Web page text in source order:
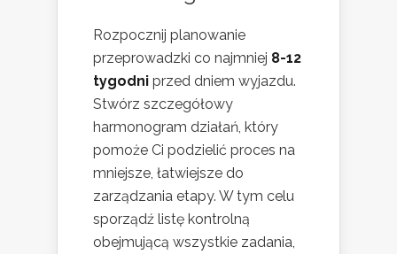
Rozpocznij planowanie
przeprowadzki co najmniej 8-12
tygodni przed dniem wyjazdu.
Stwórz szczegółowy
harmonogram działań, który
pomoże Ci podzielić proces na
mniejsze, łatwiejsze do
zarządzania etapy. W tym celu
sporządź listę kontrolną
obejmującą wszystkie zadania,